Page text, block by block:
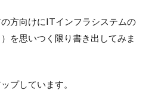
方向けにITインフラシステムの
を思いつく限り書き出してみま
プしています。